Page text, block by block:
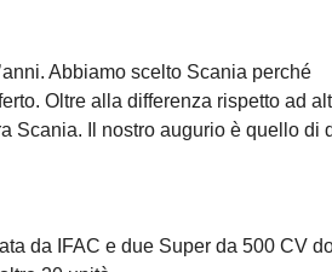
Abbiamo scelto Scania perché
Oltre alla differenza rispetto ad
Scania. Il nostro augurio è quello di
da IFAC e due Super da 500 CV